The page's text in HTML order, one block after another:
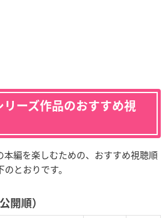
リーズ作品のおすすめ視
本編を楽しむための、おすすめ視聴順
とおりです。
開順）